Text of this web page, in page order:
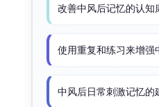
改善中风后记忆的认知
使用重复和练习来增强
中风后日常刺激记忆的